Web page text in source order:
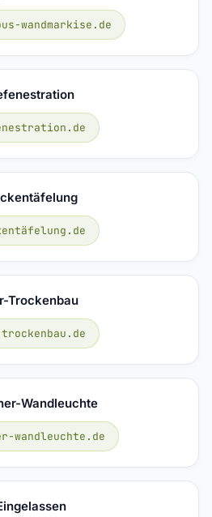
wandmarkise.de
Trockenbau
Wandleuchte
wandleuchte.de